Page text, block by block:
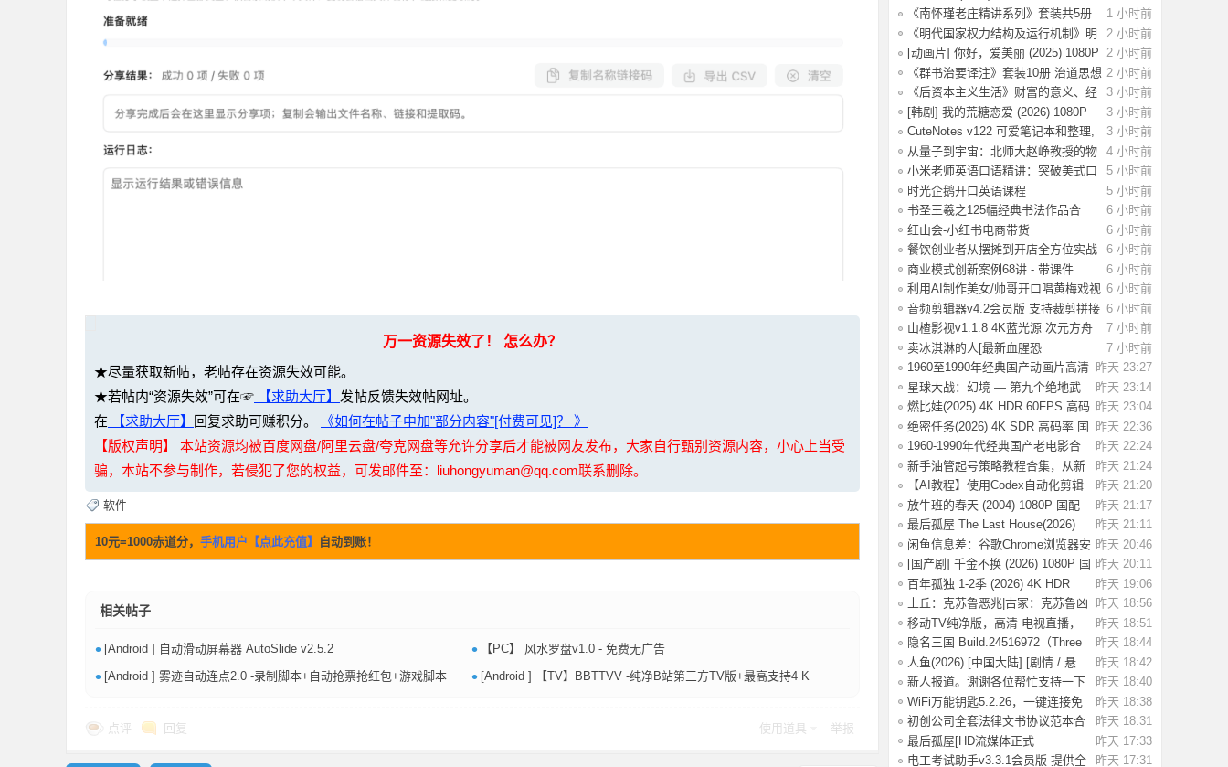
万一资源失效了！ 怎么办？
★尽量获取新帖，老帖存在资源失效可能。
★若帖内“资源失效”可在☞ 【求助大厅】 发帖反馈失效帖网址。
在 【求助大厅】 回复求助可赚积分。
《如何在帖子中加"部分内容"[付费可见]？ 》
【版权声明】 本站资源均被百度网盘/阿里云盘/夸克网盘等允许分享后才能被网友发布，大家自行甄别资源内容，小心上当受
骗，本站不参与制作，若侵犯了您的权益，可发邮件至：liuhongyuman@qq.com联系删除。
软件
10元=1000赤道分， 手机用户【点此充值】 自动到账！
相关帖子
• [Android ] 自动滑动屏幕器 AutoSlide v2.5.2 • 【PC】 风水罗盘v1.0 - 免费无广告
• [Android ] 雾迹自动连点2.0 -录制脚本+自动抢票抢红包+游戏脚本 • [Android ] 【TV】BBTTVV -纯净B站第三方TV版+最高支持4 K
点评 回复 使用道具 举报
[4.44G]
1 小时前
《南怀瑾老庄精讲系列》套装共5册
儒释道诸
2 小时前
《明代国家权力结构及运行机制》明
代政治生
2 小时前
[动画片] 你好，爱美丽 (2025) 1080P
国配
2 小时前
《群书治要译注》套装10册 治道思想
集大成
3 小时前
《后资本主义生活》财富的意义、经
济的未来
3 小时前
[韩剧] 我的荒糖恋爱 (2026) 1080P
韩语中
3 小时前
CuteNotes v122 可爱笔记本和整理,
解锁高级
4 小时前
从量子到宇宙：北师大赵峥教授的物
理课
5 小时前
小米老师英语口语精讲：突破美式口
语思维
5 小时前
时光企鹅开口英语课程
6 小时前
书圣王羲之125幅经典书法作品合
集：书法学
6 小时前
红山会-小红书电商带货
6 小时前
餐饮创业者从摆摊到开店全方位实战
课程：10
6 小时前
商业模式创新案例68讲 - 带课件
6 小时前
利用AI制作美女/帅哥开口唱黄梅戏视
频，流
6 小时前
音频剪辑器v4.2会员版 支持裁剪拼接
混音变
7 小时前
山楂影视v1.1.8 4K蓝光源 次元方舟
动漫v1.
7 小时前
卖冰淇淋的人[最新血腥恐
怖]Ice.Cream.Man.
昨天 23:27
1960至1990年经典国产动画片高清
大合集【6.
昨天 23:14
星球大战：幻境 — 第九个绝地武
士 4K HDR
昨天 23:04
燃比娃(2025) 4K HDR 60FPS 高码
国语中字
昨天 22:36
绝密任务(2026) 4K SDR 高码率 国
语中字【2
昨天 22:24
1960-1990年代经典国产老电影合
集 高清修复
昨天 21:24
新手油管起号策略教程合集，从新
手入门到精
昨天 21:20
【AI教程】使用Codex自动化剪辑
AI短视频，A
昨天 21:17
放牛班的春天 (2004) 1080P 国配
国语法语
昨天 21:11
最后孤屋 The Last House(2026)
[英国 / 法
昨天 20:46
闲鱼信息差：谷歌Chrome浏览器安
装包（附教
昨天 20:11
[国产剧] 千金不换 (2026) 1080P 国
语中字
昨天 19:06
百年孤独 1-2季 (2026) 4K HDR
1080P 内
昨天 18:56
土丘：克苏鲁恶兆|古冢：克苏鲁凶
兆 Build.
昨天 18:51
移动TV纯净版，高清 电视直播，
极速版！
昨天 18:44
隐名三国 Build.24516972（Three
Kingdoms
昨天 18:42
人鱼(2026) [中国大陆] [剧情 / 悬
疑] 汉语
昨天 18:40
新人报道。谢谢各位帮忙支持一下
昨天 18:38
WiFi万能钥匙5.2.26，一键连接免
费WiFi，解
昨天 18:31
初创公司全套法律文书协议范本合
同模板合集
昨天 17:33
最后孤屋[HD流媒体正式
版]The.Last.House.2
昨天 17:31
电工考试助手v3.3.1会员版 提供全